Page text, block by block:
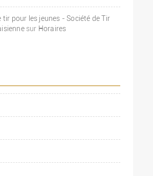
tir pour les jeunes - Société de Tir
sur Horaires